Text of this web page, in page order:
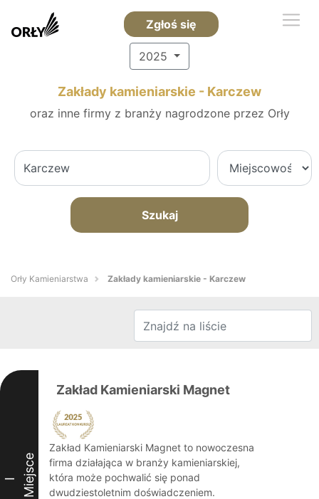
Zgłoś się
2025
Zakłady kamieniarskie - Karczew
oraz inne firmy z branży nagrodzone przez Orły
Szukaj
Orły Kamieniarstwa Zakłady kamieniarskie - Karczew
I Miejsce
Zakład Kamieniarski Magnet
Zakład Kamieniarski Magnet to nowoczesna
firma działająca w branży kamieniarskiej,
która może pochwalić się ponad
dwudziestoletnim doświadczeniem.